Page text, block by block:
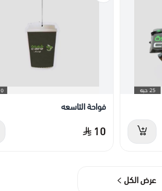
فواحة التاسعه
10
عرض الكل